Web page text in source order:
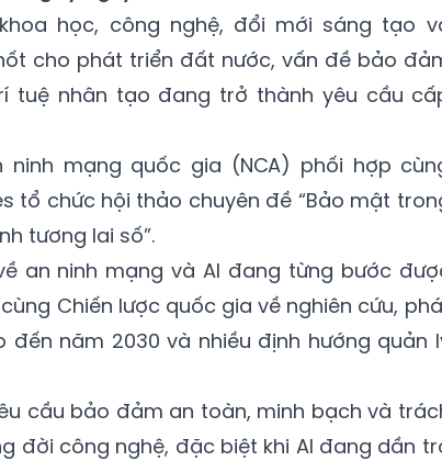
học, công nghệ, đổi mới sáng tạo
cho phát triển đất nước, vấn đề bảo
tuệ nhân tạo đang trở thành yêu cầu
ninh mạng quốc gia (NCA) phối hợp
tổ chức hội thảo chuyên đề “Bảo mật
tương lai số”.
an ninh mạng và AI đang từng bước
Chiến lược quốc gia về nghiên cứu,
năm 2030 và nhiều định hướng quản
cầu bảo đảm an toàn, minh bạch và
đời công nghệ, đặc biệt khi AI đang dần